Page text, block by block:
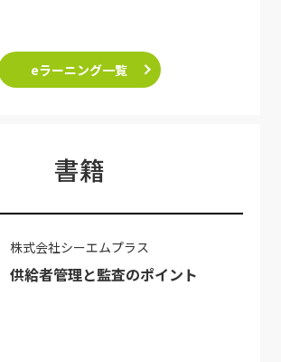
eラーニング一覧
書籍
株式会社シーエムプラス
供給者管理と監査のポイント